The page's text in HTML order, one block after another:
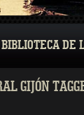
BIBLIOTECA DE
GIJÓN